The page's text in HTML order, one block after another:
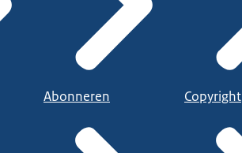
Abonneren Copyright